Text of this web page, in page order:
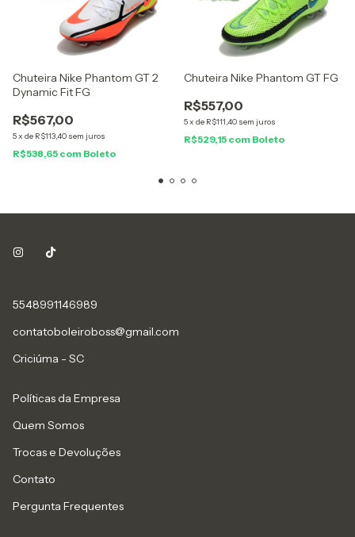
Chuteira Nike Phantom GT 2
Dynamic Fit FG
R$567,00
5x de R$113,40 sem juros
R$538,65 com Boleto
Chuteira Nike Phantom GT FG
R$557,00
5x de R$111,40 sem juros
R$529,15 com Boleto
5548991146989
contatoboleiroboss@gmail.com
Criciúma - SC
Políticas da Empresa
Quem Somos
Trocas e Devoluções
Contato
Pergunta Frequentes